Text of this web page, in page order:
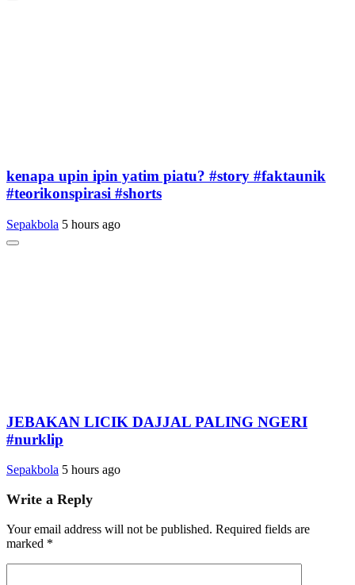
kenapa upin ipin yatim piatu? #story #faktaunik
#teorikonspirasi #shorts
Sepakbola 5 hours ago
JEBAKAN LICIK DAJJAL PALING NGERI
#nurklip
Sepakbola 5 hours ago
Write a Reply
Your email address will not be published. Required fields are
marked *